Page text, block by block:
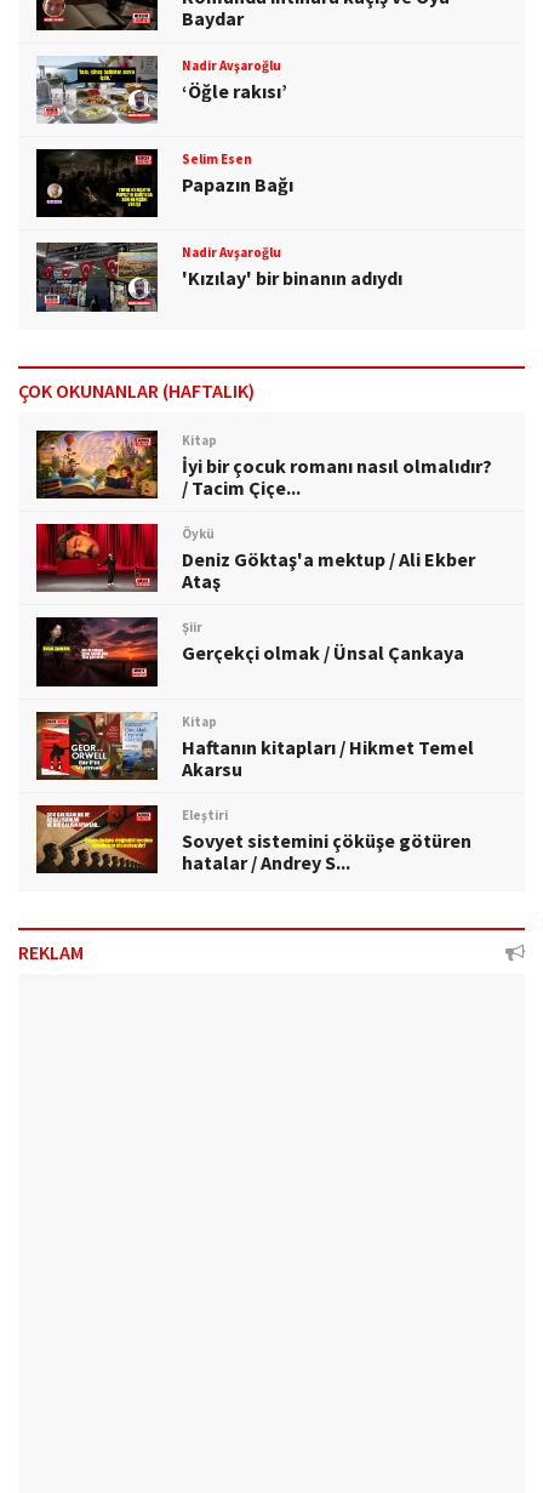
Baydar
Nadir Avşaroğlu
‘Öğle rakısı’
Selim Esen
Papazın Bağı
Nadir Avşaroğlu
'Kızılay' bir binanın adıydı
ÇOK OKUNANLAR (HAFTALIK)
Kitap
İyi bir çocuk romanı nasıl olmalıdır?
/ Tacim Çiçe...
Öykü
Deniz Göktaş'a mektup / Ali Ekber
Ataş
Şiir
Gerçekçi olmak / Ünsal Çankaya
Kitap
Haftanın kitapları / Hikmet Temel
Akarsu
Eleştiri
Sovyet sistemini çöküşe götüren
hatalar / Andrey S...
REKLAM